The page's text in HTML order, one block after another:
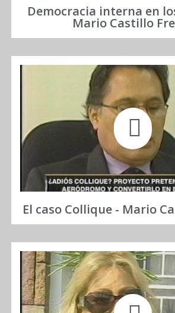
Democracia interna en
Mario Castillo
El caso Collique - Mario